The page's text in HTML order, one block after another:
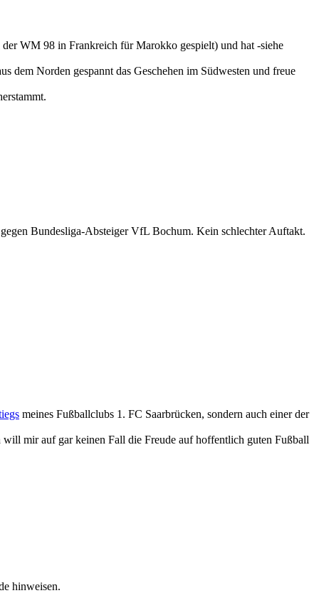
der WM 98 in Frankreich für Marokko gespielt) und hat -siehe
dem Norden gespannt das Geschehen im Südwesten und freue
Bundesliga-Absteiger VfL Bochum. Kein schlechter Auftakt.
meines Fußballclubs 1. FC Saarbrücken, sondern auch einer der
mir auf gar keinen Fall die Freude auf hoffentlich guten Fußball
hinweisen.